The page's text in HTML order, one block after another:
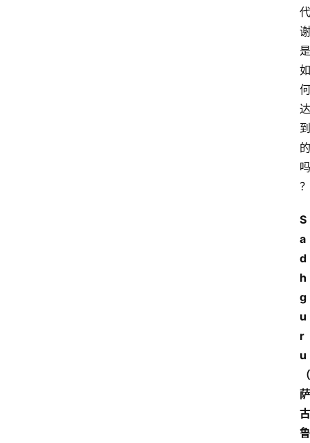
代
谢
是
如
何
达
到
的
吗
？
S
a
d
h
g
u
r
u
（
萨
古
鲁